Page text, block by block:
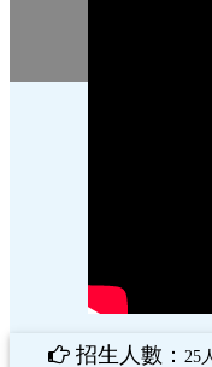
招生人數： 25